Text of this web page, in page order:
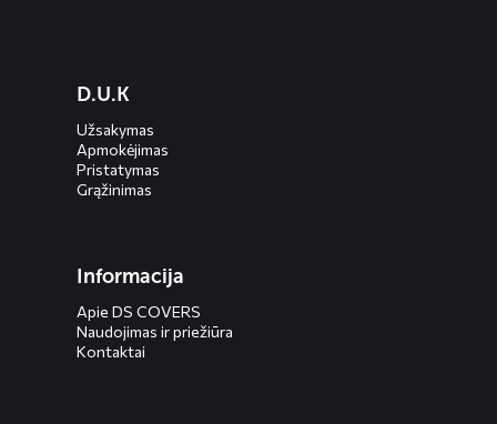
menusD.U.K
Užsakymas
Apmokėjimas
Pristatymas
Grąžinimas
Informacija
Apie DS COVERS
Naudojimas ir priežiūra
Kontaktai